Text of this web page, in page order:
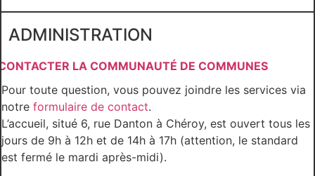
ADMINISTRATION
LA COMMUNAUTÉ DE COMMUNES
Pour toute question, vous pouvez joindre les services via
notre formulaire de contact.
L’accueil, situé 6, rue Danton à Chéroy, est ouvert tous les
jours de 9h à 12h et de 14h à 17h (attention, le standard
est fermé le mardi après-midi).